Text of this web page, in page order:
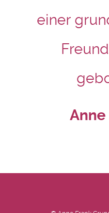
einer
Anne